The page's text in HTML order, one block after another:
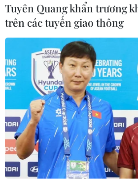
Hình ảnh Bác Hồ giản dị,
trái tim người dân Lào
Tuyên Quang khẩn trương
trên các tuyến giao thông